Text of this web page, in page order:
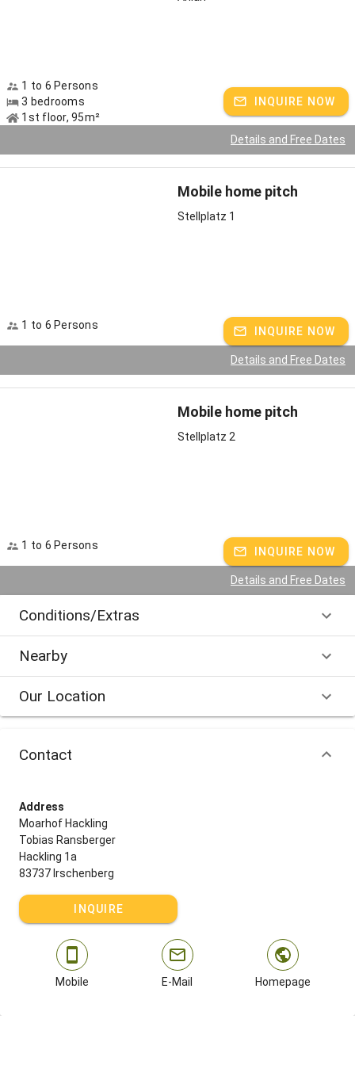
Host speaks:
1 to 6 Persons
3 bedrooms
1st floor, 95m²
INQUIRE NOW
Details and Free Dates
Mobile home pitch
Stellplatz 1
1 to 6 Persons INQUIRE NOW
Details and Free Dates
Mobile home pitch
Stellplatz 2
1 to 6 Persons INQUIRE NOW
Details and Free Dates
Conditions/Extras
Nearby
Our Location
Contact
Address
Moarhof Hackling
Tobias Ransberger
Hackling 1a
83737 Irschenberg
INQUIRE
Mobile E-Mail Homepage